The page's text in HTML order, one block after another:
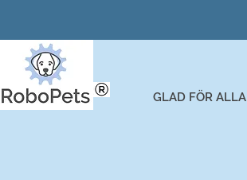
GLAD FÖR ALLA